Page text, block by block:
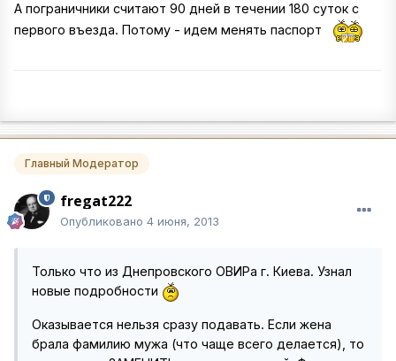
А пограничники считают 90 дней в течении 180 суток с
первого въезда. Потому - идем менять паспорт
Главный Модератор
fregat222
Опубликовано 4 июня, 2013
Только что из Днепровского ОВИРа г. Киева. Узнал
новые подробности
Оказывается нельзя сразу подавать. Если жена
брала фамилию мужа (что чаще всего делается), то